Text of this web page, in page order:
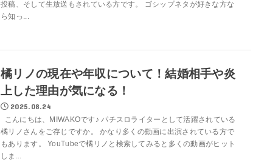
投稿、そして生放送もされている方です。 ゴシップネタが好きな方な
ら知っ...
橘リノの現在や年収について！結婚相手や炎
上した理由が気になる！
2025.08.24
こんにちは、MIWAKOです♪ パチスロライターとして活躍されている
橘リノさんをご存じですか。 かなり多くの動画に出演されている方で
もあります。 YouTubeで橘リノと検索してみると多くの動画がヒット
しま...